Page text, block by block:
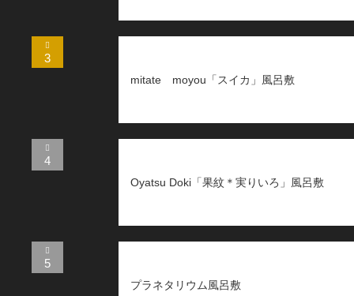
3
mitate moyou「スイカ」風呂敷
4
Oyatsu Doki「果紋＊実りいろ」風呂敷
5
プラネタリウム風呂敷